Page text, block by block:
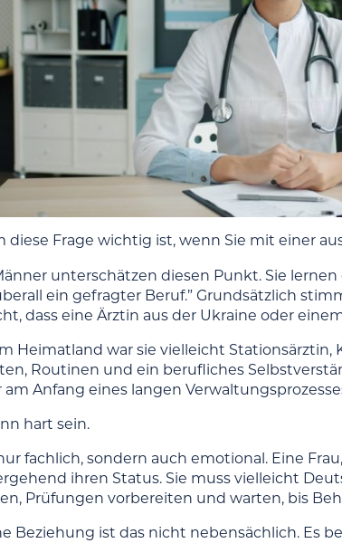
diese Frage wichtig ist, wenn Sie mit einer
unterschätzen diesen Punkt. Sie
ein gefragter Beruf.” Grundsätzlich
dass eine Ärztin aus der Ukraine oder
Heimatland war sie vielleicht
Routinen und ein berufliches
am Anfang eines langen
hart sein.
fachlich, sondern auch emotional. Eine
ihren Status. Sie muss vielleicht
Prüfungen vorbereiten und warten, bis
Beziehung ist das nicht nebensächlich. Es